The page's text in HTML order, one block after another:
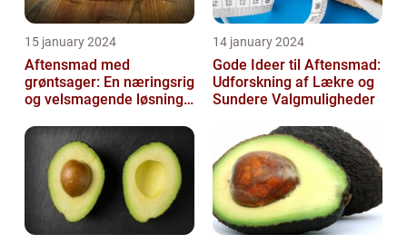
15 january 2024
Aftensmad med
grøntsager: En næringsrig
og velsmagende løsning
14 january 2024
Gode Ideer til Aftensmad:
Udforskning af Lækre og
Sundere Valgmuligheder